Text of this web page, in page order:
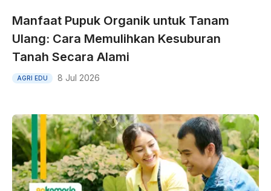
Manfaat Pupuk Organik untuk Tanam
Ulang: Cara Memulihkan Kesuburan
Tanah Secara Alami
AGRI EDU 8 Jul 2026